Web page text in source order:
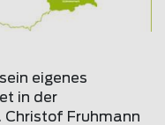
eigenes
in der
Christof Fruhmann